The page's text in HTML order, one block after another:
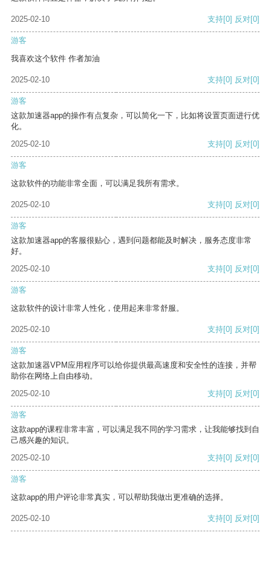
2025-02-10 支持[0] 反对[0]
游客
我喜欢这个软件 作者加油
2025-02-10 支持[0] 反对[0]
游客
这款加速器app的操作有点复杂，可以简化一下，比如将设置页面进行优
化。
2025-02-10
支持[0] 反对[0]
游客
这款软件的功能非常全面，可以满足我所有需求。
2025-02-10 支持[0] 反对[0]
游客
这款加速器app的客服很贴心，遇到问题都能及时解决，服务态度非常
好。
2025-02-10
支持[0] 反对[0]
游客
这款软件的设计非常人性化，使用起来非常舒服。
2025-02-10 支持[0] 反对[0]
游客
这款加速器VPM应用程序可以给你提供最高速度和安全性的连接，并帮
助你在网络上自由移动。
2025-02-10
支持[0] 反对[0]
游客
这款app的课程非常丰富，可以满足我不同的学习需求，让我能够找到自
己感兴趣的知识。
2025-02-10
支持[0] 反对[0]
游客
这款app的用户评论非常真实，可以帮助我做出更准确的选择。
2025-02-10 支持[0] 反对[0]